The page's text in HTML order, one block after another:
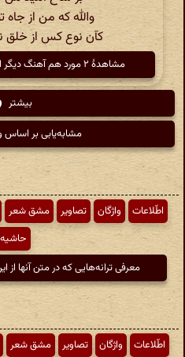
والله که من از
کآن نوع کس از خلق
مشاهدهٔ ۲ مورد هم آهنگ دیگر از مسعود سعد سلمان
بیشتر
مشابه‌یابی بر اساس
اطّلاعات واژگان تصاویر مشق شعر
معرفی ترانه‌هایی که در متن آنها
اطّلاعات واژگان تصاویر مشق شعر